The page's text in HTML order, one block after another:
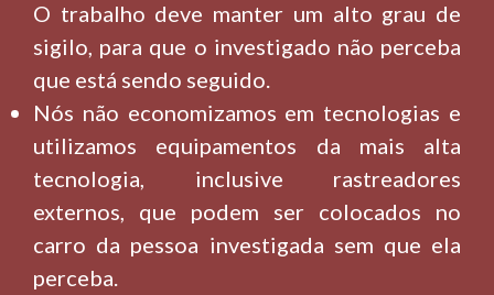
O trabalho deve manter um alto grau de
sigilo, para que o investigado não perceba
que está sendo seguido.
Nós não economizamos em tecnologias e
utilizamos equipamentos da mais alta
tecnologia, inclusive rastreadores
externos, que podem ser colocados no
carro da pessoa investigada sem que ela
perceba.